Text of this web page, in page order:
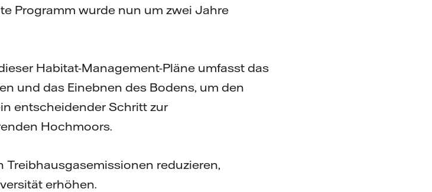
Programm wurde nun um zwei Jahre
Habitat-Management-Pläne umfasst das
und das Einebnen des Bodens, um den
entscheidender Schritt zur
Hochmoors.
reduzieren,
erhöhen.